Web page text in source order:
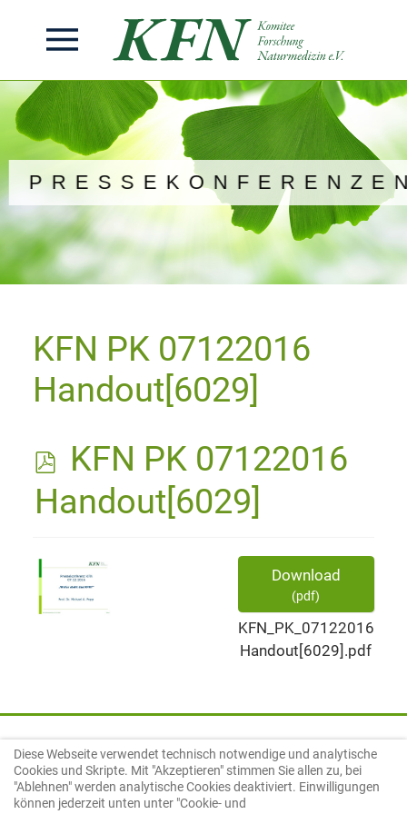
KFN PK 07122016
Handout[6029]
p
d
KFN PK 07122016
Handout[6029]
Download
(pdf)
KFN_PK_07122016
Handout[6029].pdf
Komitee Forschung Naturmedizin e. V.
Leopoldstraße 31
80802 München
Diese Webseite verwendet technisch notwendige und analytische
Cookies und Skripte. Mit "Akzeptieren" stimmen Sie allen zu, bei
"Ablehnen" werden analytische Cookies deaktiviert. Einwilligungen
können jederzeit unten unter "Cookie- und